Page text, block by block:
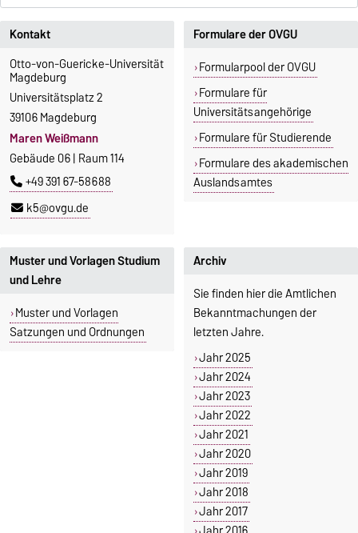
Kontakt
Otto-von-Guericke-Universität
Magdeburg
Universitätsplatz 2
39106 Magdeburg
Maren Weißmann
Gebäude 06 | Raum 114
+49 391 67-58688
k5@ovgu.de
Formulare der OVGU
Formularpool der OVGU
Formulare für
Universitätsangehörige
Formulare für Studierende
Formulare des akademischen
Auslandsamtes
Archiv
Sie finden hier die Amtlichen
Bekanntmachungen der
letzten Jahre.
Jahr 2025
Jahr 2024
Jahr 2023
Jahr 2022
Jahr 2021
Jahr 2020
Jahr 2019
Jahr 2018
Jahr 2017
Muster und Vorlagen Studium
und Lehre
Muster und Vorlagen
Satzungen und Ordnungen